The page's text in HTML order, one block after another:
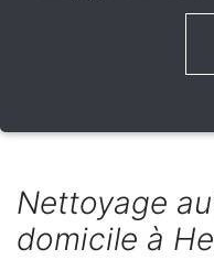
Nettoyage
domicile à